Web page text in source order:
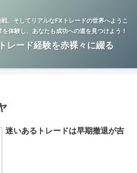
、そしてリアルなFXトレードの世界へようこ
体験し、あなたも成功への道を見つけよう！
レード経験を赤裸々に綴る
迷いあるトレードは早期撤退が吉